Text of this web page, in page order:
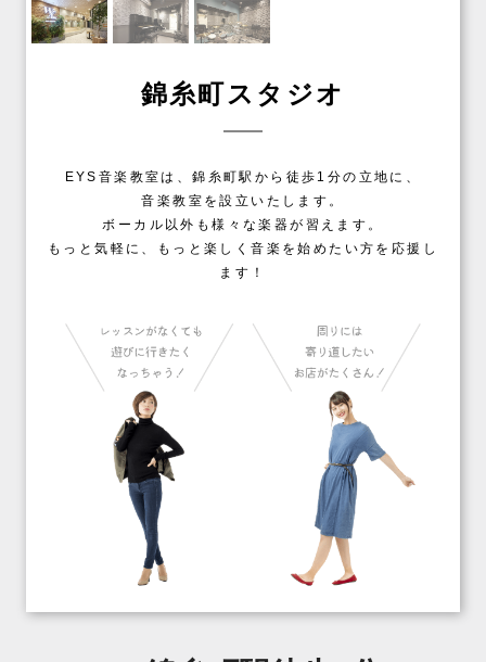
錦糸町スタジオ
EYS音楽教室は、錦糸町駅から徒歩1分の立地に、
音楽教室を設立いたします。
ボーカル以外も様々な楽器が習えます。
もっと気軽に、もっと楽しく音楽を始めたい方を応援し
ます！